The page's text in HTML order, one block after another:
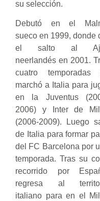
su selección.
Debutó en el
sueco en 1999, donde
el salto al
neerlandés en 2001.
cuatro temporadas
marchó a Italia para
en la Juventus
2006) y Inter de
(2006-2009). Luego
de Italia para formar
del FC Barcelona por
temporada. Tras su
recorrido por
regresa al
italiano para en el